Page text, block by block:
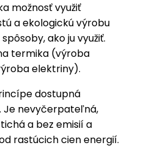
možnosť využiť
a ekologickú výrobu
ako ju využiť.
termika (výroba
elektriny).
dostupná
Je nevyčerpateľná,
a bez emisií a
rastúcich cien energií.